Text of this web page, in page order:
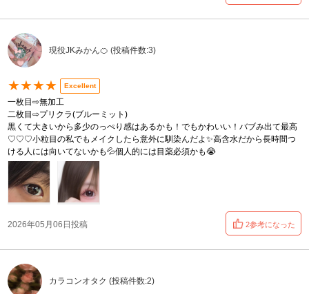
現役JKみかん🍊 (投稿件数:3)
★★★★ Excellent
一枚目⇨無加工
二枚目⇨プリクラ(ブルーミット)
黒くて大きいから多少のっぺり感はあるかも！でもかわいい！バブみ出て最高
♡♡♡小粒目の私でもメイクしたら意外に馴染んだよ✨高含水だから長時間つ
ける人には向いてないかも💦個人的には目薬必須かも😭
2026年05月06日投稿 2参考になった
カラコンオタク (投稿件数:2)